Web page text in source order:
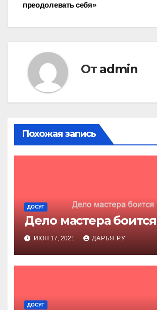
по
преодолевать себя»
От admin
Похожая запись
ДОСУГ
Дело мастера боится
ИЮН 17, 2021 ДАРЬЯ РУ
ДОСУГ